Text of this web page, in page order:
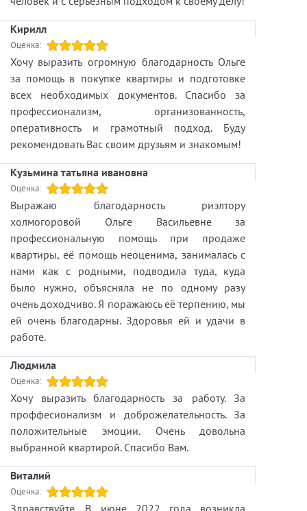
Кирилл
Оценка:
Хочу выразить огромную благодарность Ольге
за помощь в покупке квартиры и подготовке
всех необходимых документов. Спасибо за
профессионализм, организованность,
оперативность и грамотный подход. Буду
рекомендовать Вас своим друзьям и знакомым!
Кузьмина татьяна ивановна
Оценка:
Выражаю благодарность риэлтору
холмогоровой Ольге Васильевне за
профессиональную помощь при продаже
квартиры, её помощь неоценима, занималась с
нами как с родными, подводила туда, куда
было нужно, объясняла не по одному разу
очень доходчиво. Я поражаюсь её терпению, мы
ей очень благодарны. Здоровья ей и удачи в
работе.
Людмила
Оценка:
Хочу выразить благодарность за работу. За
проффесионализм и доброжелательность. За
положительные эмоции. Очень довольна
выбранной квартирой. Спасибо Вам.
Виталий
Оценка:
Здравствуйте. В июне 2022 года возникла